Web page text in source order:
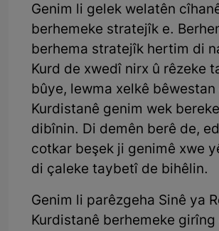
Genim li gelek welatên
berhemeke stratejîk e.
berhema stratejîk hertim di
Kurd de xwedî nirx û rêzeke
bûye, lewma xelkê bêwestan
Kurdistanê genim wek
dibînin. Di demên berê de,
cotkar beşek ji genimê xwe
di çaleke taybetî de bihêlin.
Genim li parêzgeha Sinê ya
Kurdistanê berhemeke